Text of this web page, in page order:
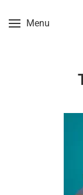
Przejdź do
Menu